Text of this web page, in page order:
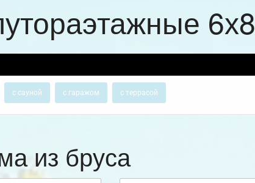
6х8
с сауной с гаражом с террасой
из бруса